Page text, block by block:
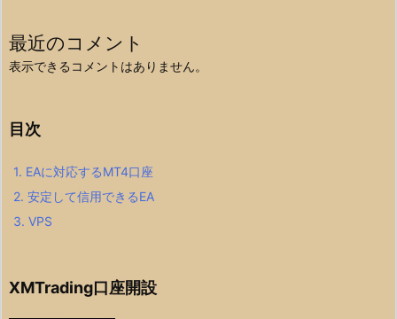
最近のコメント
表示できるコメントはありません。
目次
1. EAに対応するMT4口座
2. 安定して信用できるEA
3. VPS
XMTrading口座開設